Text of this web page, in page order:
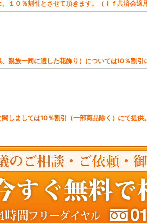
１０％割引とさせて頂きます。（ｉｆ共済会適用
親族一同に適した花飾り）については10％割引
しましては10％割引（一部商品除く）にて提供。